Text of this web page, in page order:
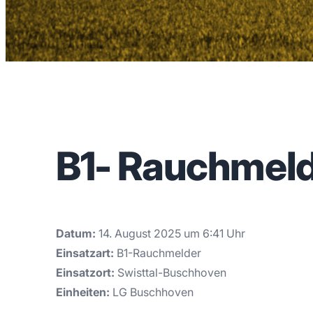
B1-
Datum: 14. August 2025 um 6:41 Uhr
Einsatzart: B1-Rauchmelder
Einsatzort: Swisttal-Buschhoven
Einheiten: LG Buschhoven